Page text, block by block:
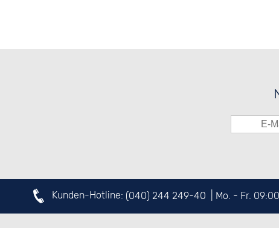
Kunden-Hotline: (040) 244 249-40 | Mo. - Fr.